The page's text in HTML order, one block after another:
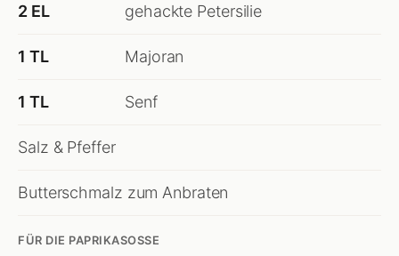
2 EL gehackte Petersilie
1 TL Majoran
1 TL Senf
Salz & Pfeffer
Butterschmalz zum Anbraten
FÜR DIE PAPRIKASOSSE